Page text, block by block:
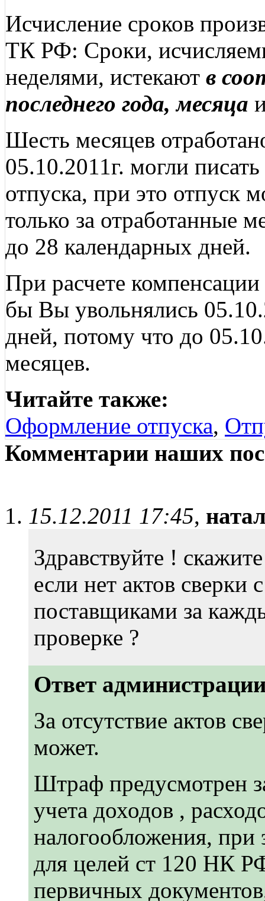
Исчисление сроков
ТК РФ: Сроки,
неделями, истекают в
последнего года, месяца
Шесть месяцев
05.10.2011г. могли
отпуска, при это отпуск
только за отработанные
до 28 календарных дней.
При расчете
бы Вы увольнялись
дней, потому что до
месяцев.
Читайте также:
Оформление отпуска,
Комментарии наших
15.12.2011 17:45,
Здравствуйте !
если нет актов сверки
поставщиками за
проверке ?
Ответ
За отсутствие актов
может.
Штраф предусмотрен
учета доходов ,
налогообложения,
для целей ст 120 НК
первичных